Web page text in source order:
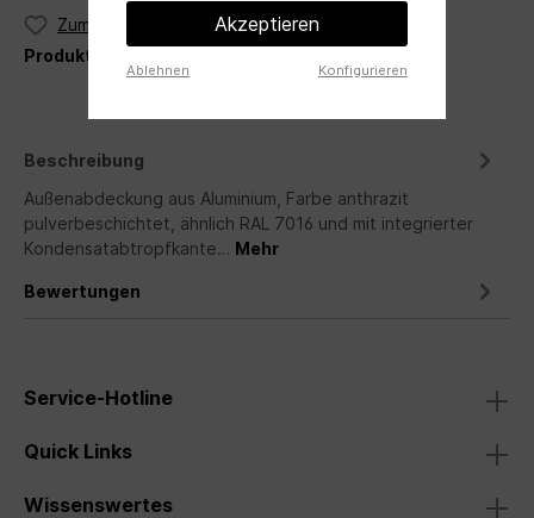
Zum Merkzettel hinzufügen
Produktnummer:
Beschreibung
Außenabdeckung aus Aluminium, Farbe anthrazit
pulverbeschichtet, ähnlich RAL 7016 und mit integrierter
Kondensatabtropfkante… Mehr
Bewertungen
Service-Hotline
Quick Links
Wissenswertes
Akzeptieren
Ablehnen Konfigurieren